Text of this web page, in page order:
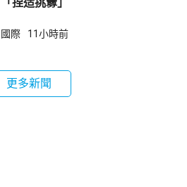
國際 11小時前
更多新聞